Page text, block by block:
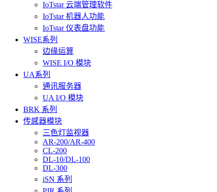
IoTstar 云端管理软件
IoTstar 机器人功能
IoTstar 仪表盘功能
WISE系列
边缘运算
WISE I/O 模块
UA系列
通讯服务器
UA I/O 模块
BRK 系列
传感器模块
三色灯监视器
AR-200/AR-400
CL-200
DL-10/DL-100
DL-300
iSN 系列